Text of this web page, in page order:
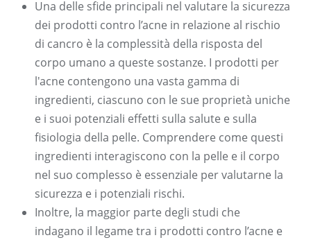
Una delle sfide principali nel valutare la sicurezza
dei prodotti contro l’acne in relazione al rischio
di cancro è la complessità della risposta del
corpo umano a queste sostanze. I prodotti per
l'acne contengono una vasta gamma di
ingredienti, ciascuno con le sue proprietà uniche
e i suoi potenziali effetti sulla salute e sulla
fisiologia della pelle. Comprendere come questi
ingredienti interagiscono con la pelle e il corpo
nel suo complesso è essenziale per valutarne la
sicurezza e i potenziali rischi.
Inoltre, la maggior parte degli studi che
indagano il legame tra i prodotti contro l’acne e